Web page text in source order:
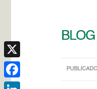
X
Facebook